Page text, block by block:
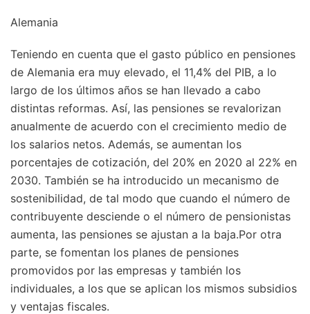
Alemania
Teniendo en cuenta que el gasto público en pensiones
de Alemania era muy elevado, el 11,4% del PIB, a lo
largo de los últimos años se han llevado a cabo
distintas reformas. Así, las pensiones se revalorizan
anualmente de acuerdo con el crecimiento medio de
los salarios netos. Además, se aumentan los
porcentajes de cotización, del 20% en 2020 al 22% en
2030. También se ha introducido un mecanismo de
sostenibilidad, de tal modo que cuando el número de
contribuyente desciende o el número de pensionistas
aumenta, las pensiones se ajustan a la baja.Por otra
parte, se fomentan los planes de pensiones
promovidos por las empresas y también los
individuales, a los que se aplican los mismos subsidios
y ventajas fiscales.